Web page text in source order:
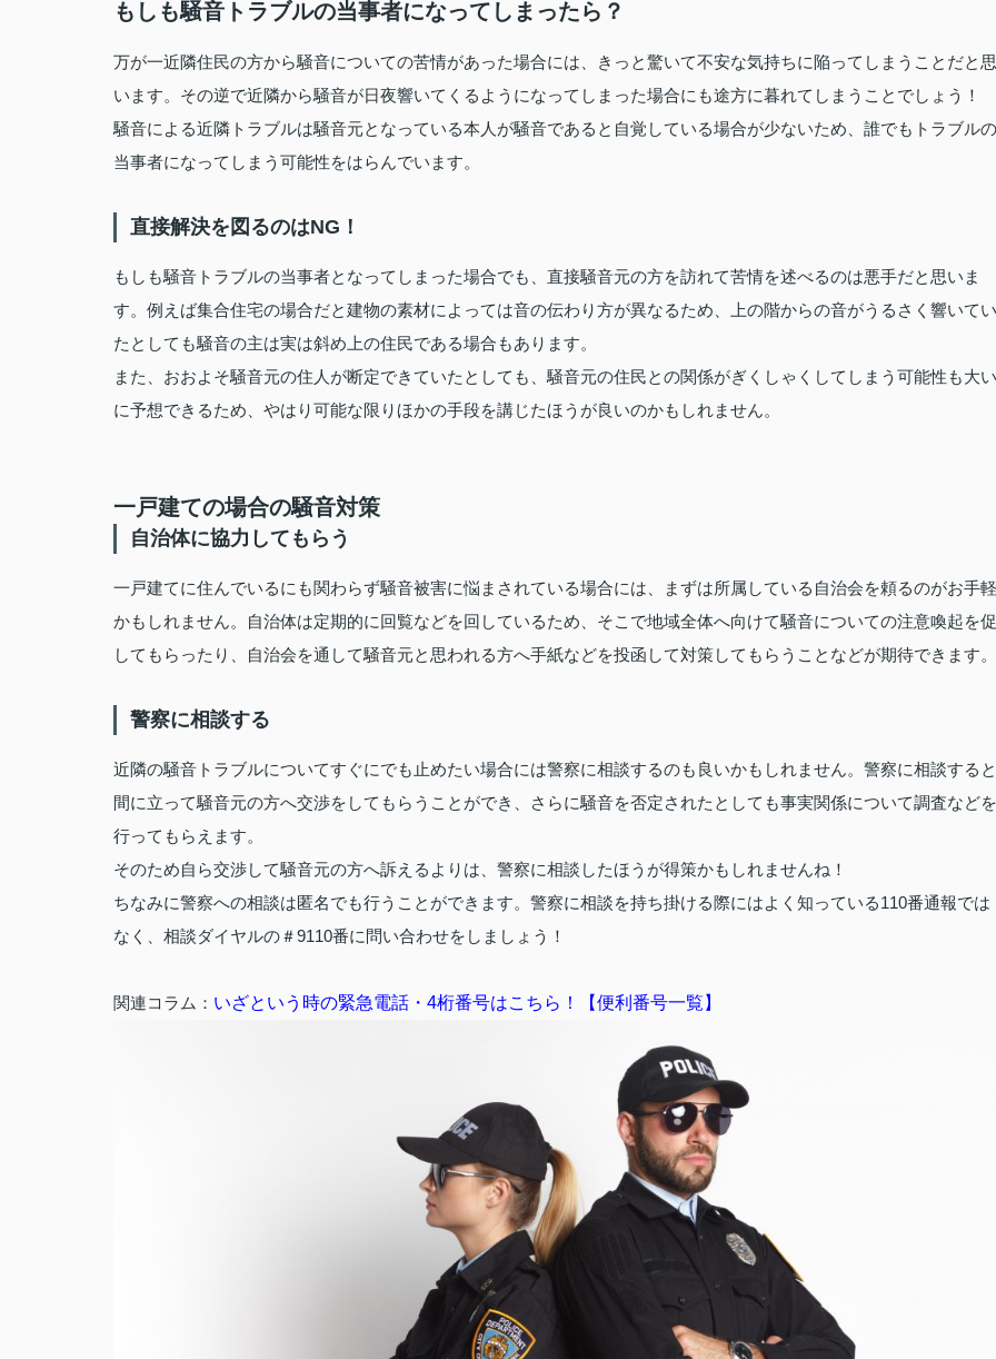
もしも騒音トラブルの当事者になってしまったら？
万が一近隣住民の方から騒音についての苦情があった場合には、きっと驚いて不安な気持ちに陥ってしまうことだと思
います。その逆で近隣から騒音が日夜響いてくるようになってしまった場合にも途方に暮れてしまうことでしょう！
騒音による近隣トラブルは騒音元となっている本人が騒音であると自覚している場合が少ないため、誰でもトラブルの
当事者になってしまう可能性をはらんでいます。
直接解決を図るのはNG！
もしも騒音トラブルの当事者となってしまった場合でも、直接騒音元の方を訪れて苦情を述べるのは悪手だと思いま
す。例えば集合住宅の場合だと建物の素材によっては音の伝わり方が異なるため、上の階からの音がうるさく響いてい
たとしても騒音の主は実は斜め上の住民である場合もあります。
また、おおよそ騒音元の住人が断定できていたとしても、騒音元の住民との関係がぎくしゃくしてしまう可能性も大い
に予想できるため、やはり可能な限りほかの手段を講じたほうが良いのかもしれません。
一戸建ての場合の騒音対策
自治体に協力してもらう
一戸建てに住んでいるにも関わらず騒音被害に悩まされている場合には、まずは所属している自治会を頼るのがお手軽
かもしれません。自治体は定期的に回覧などを回しているため、そこで地域全体へ向けて騒音についての注意喚起を促
してもらったり、自治会を通して騒音元と思われる方へ手紙などを投函して対策してもらうことなどが期待できます。
警察に相談する
近隣の騒音トラブルについてすぐにでも止めたい場合には警察に相談するのも良いかもしれません。警察に相談すると
間に立って騒音元の方へ交渉をしてもらうことができ、さらに騒音を否定されたとしても事実関係について調査などを
行ってもらえます。
そのため自ら交渉して騒音元の方へ訴えるよりは、警察に相談したほうが得策かもしれませんね！
ちなみに警察への相談は匿名でも行うことができます。警察に相談を持ち掛ける際にはよく知っている110番通報では
なく、相談ダイヤルの＃9110番に問い合わせをしましょう！
関連コラム： いざという時の緊急電話・4桁番号はこちら！【便利番号一覧】